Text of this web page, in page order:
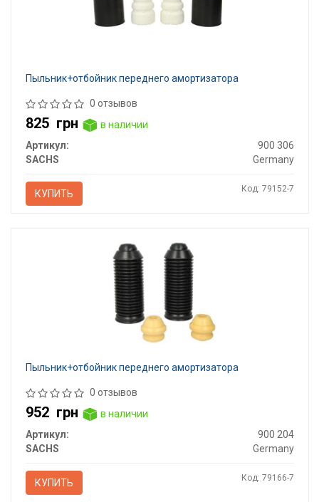
Пыльник+отбойник переднего амортизатора
0 отзывов
825 грн
в наличии
Артикул:
900 306
SACHS
Germany
КУПИТЬ Код: 79152-7
Пыльник+отбойник переднего амортизатора
0 отзывов
952 грн
в наличии
Артикул:
900 204
SACHS
Germany
КУПИТЬ Код: 79166-7